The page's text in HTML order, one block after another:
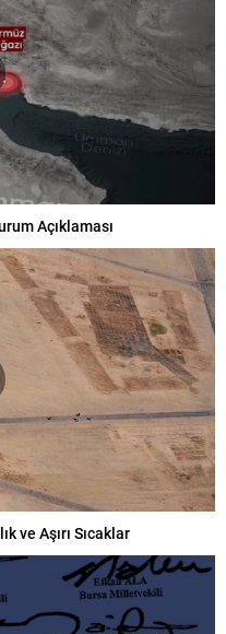
Açıklaması
ve Aşırı Sıcaklar